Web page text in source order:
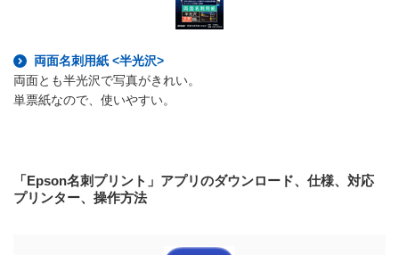
両面名刺用紙 <半光沢>
両面とも半光沢で写真がきれい。
単票紙なので、使いやすい。
「Epson名刺プリント」アプリのダウンロード、仕様、対応
プリンター、操作方法